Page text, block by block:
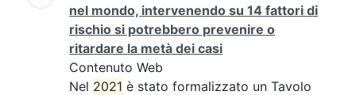
nel mondo, intervenendo su 14 fattori di
rischio si potrebbero prevenire o
ritardare la metà dei casi
Contenuto Web
Nel 2021 è stato formalizzato un Tavolo